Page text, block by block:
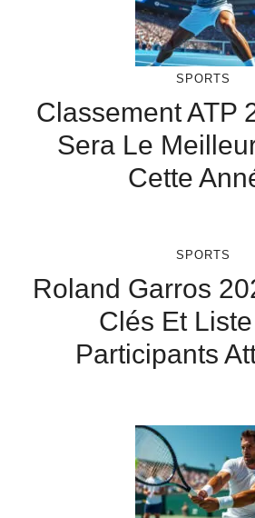
SPORTS
Classement ATP
Sera Le
Cette
SPORTS
Roland Garros
Clés Et
Participants